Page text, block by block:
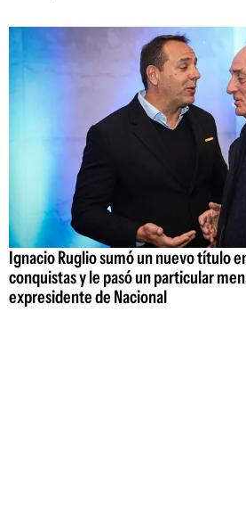
Ignacio Ruglio sumó un nuevo título
conquistas y le pasó un particular
expresidente de Nacional